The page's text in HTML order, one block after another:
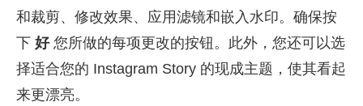
和裁剪、修改效果、应用滤镜和嵌入水印。确保按
下 好您所做的每项更改的按钮。此外，您还可以选
择适合您的 Instagram Story 的现成主题，使其看起
来更漂亮。